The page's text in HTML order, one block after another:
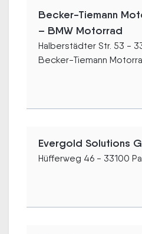
Becker-Tiemann
– BMW Motorrad
Halberstädter Str. 53 -
Becker-Tiemann
Evergold Solutions
Hüfferweg 46 - 33100